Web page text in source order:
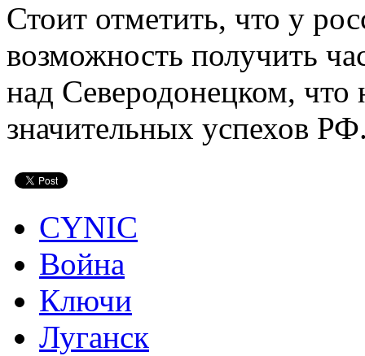
Стоит отметить, что у
возможность получить
над Северодонецком, что
значительных успехов
CYNIC
Война
Ключи
Луганск